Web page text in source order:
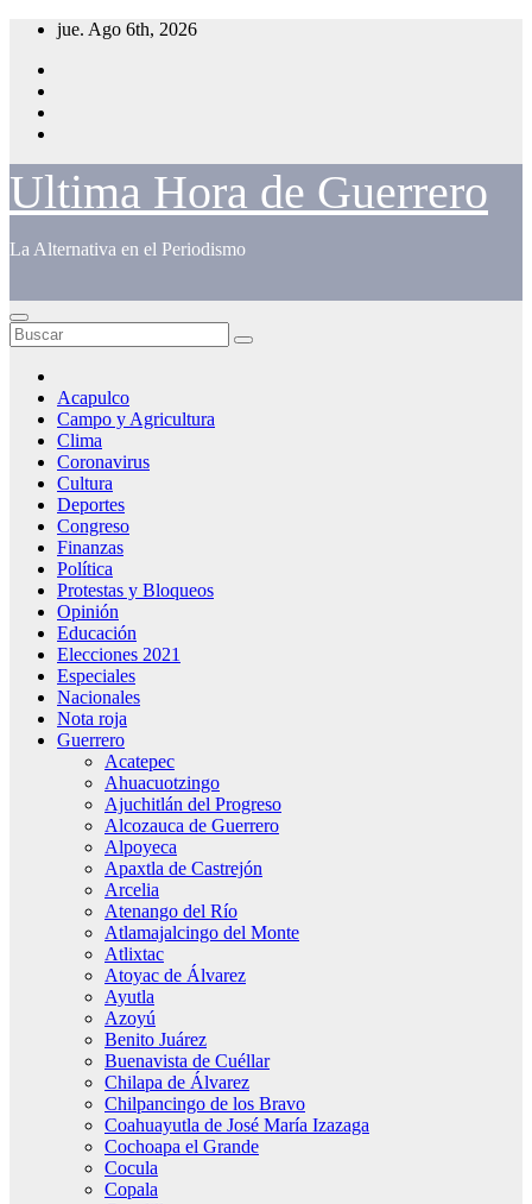
Saltar
contenido
jue. Ago 6th, 2026
Ultima Hora de Guerrero
La Alternativa en el Periodismo
Acapulco
Campo y Agricultura
Clima
Coronavirus
Cultura
Deportes
Congreso
Finanzas
Política
Protestas y Bloqueos
Opinión
Educación
Elecciones 2021
Especiales
Nacionales
Nota roja
Guerrero
Acatepec
Ahuacuotzingo
Ajuchitlán del Progreso
Alcozauca de Guerrero
Alpoyeca
Apaxtla de Castrejón
Arcelia
Atenango del Río
Atlamajalcingo del Monte
Atlixtac
Atoyac de Álvarez
Ayutla
Azoyú
Benito Juárez
Buenavista de Cuéllar
Chilapa de Álvarez
Chilpancingo de los Bravo
Coahuayutla de José María Izazaga
Cochoapa el Grande
Cocula
Copala